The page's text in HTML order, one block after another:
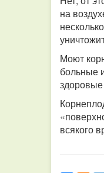
на
Моют
больные
всякого